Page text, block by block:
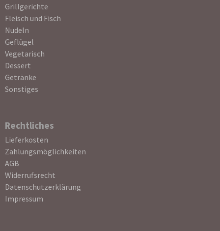
Grillgerichte
Fleisch und Fisch
Nudeln
Geflügel
Vegetarisch
Dessert
Getränke
Sonstiges
Rechtliches
Navigation
überspringen
Lieferkosten
Zahlungsmöglichkeiten
AGB
Widerrufsrecht
Datenschutzerklärung
Impressum